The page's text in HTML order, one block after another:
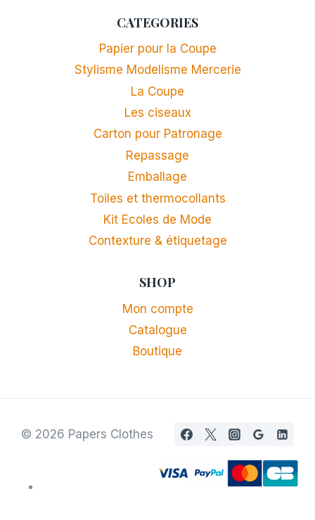
CATEGORIES
Papier pour la Coupe
Stylisme Modelisme Mercerie
La Coupe
Les ciseaux
Carton pour Patronage
Repassage
Emballage
Toiles et thermocollants
Kit Ecoles de Mode
Contexture & étiquetage
SHOP
Mon compte
Catalogue
Boutique
© 2026 Papers Clothes